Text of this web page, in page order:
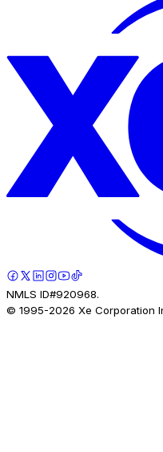
NMLS ID#920968.
© 1995-2026 Xe Corporation